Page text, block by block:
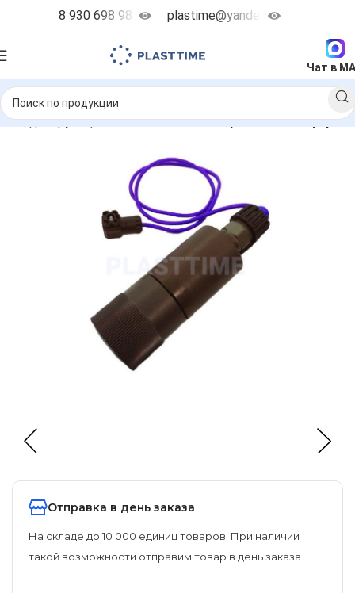
8 930 698 98 38 plastime@yandex.ru
Чат в
дозирующие насосы Запчасти Прочие аксессуары
Отправка в день заказа
На складе до 10 000 единиц товаров. При наличии
такой возможности отправим товар в день заказа